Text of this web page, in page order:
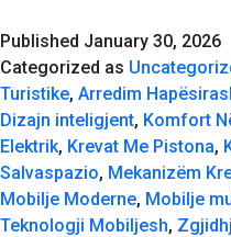
Salvaspazio
–
Teknologjia
Pas
Komfortit
Published January 30, 2026
Categorized as
Turistike, Arredim
Dizajn inteligjent, Komfort
Elektrik, Krevat Me Pistona,
Salvaspazio, Mekanizëm
Mobilje Moderne, Mobilje
Teknologji Mobiljesh,